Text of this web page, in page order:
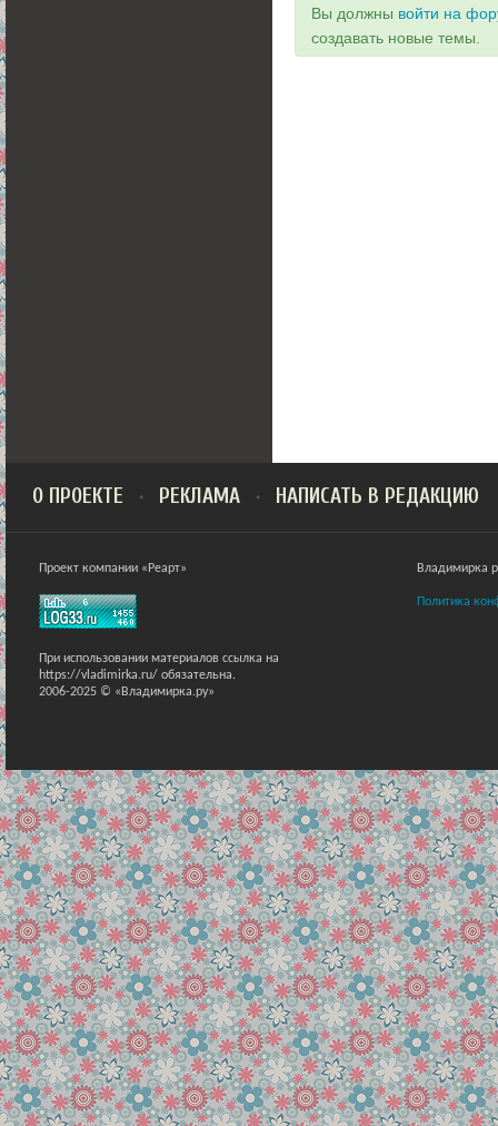
Вы должны войти на
создавать новые темы.
О ПРОЕКТЕ РЕКЛАМА НАПИСАТЬ В РЕДАКЦИЮ
Проект компании «Реарт»
При использовании материалов ссылка на
https://vladimirka.ru/ обязательна.
2006-2025 © «Владимирка.ру»
Владимирка
Политика